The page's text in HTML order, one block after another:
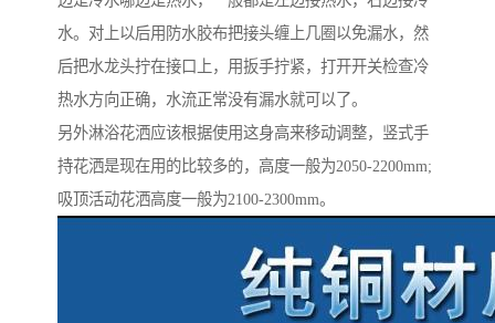
水。对上以后用防水胶布把接头缠上几圈以免漏水，然
后把水龙头拧在接口上，用扳手拧紧，打开开关检查冷
热水方向正确，水流正常没有漏水就可以了。
另外淋浴花洒应该根据使用这身高来移动调整，竖式手
持花洒是现在用的比较多的，高度一般为2050-2200mm;
吸顶活动花洒高度一般为2100-2300mm。